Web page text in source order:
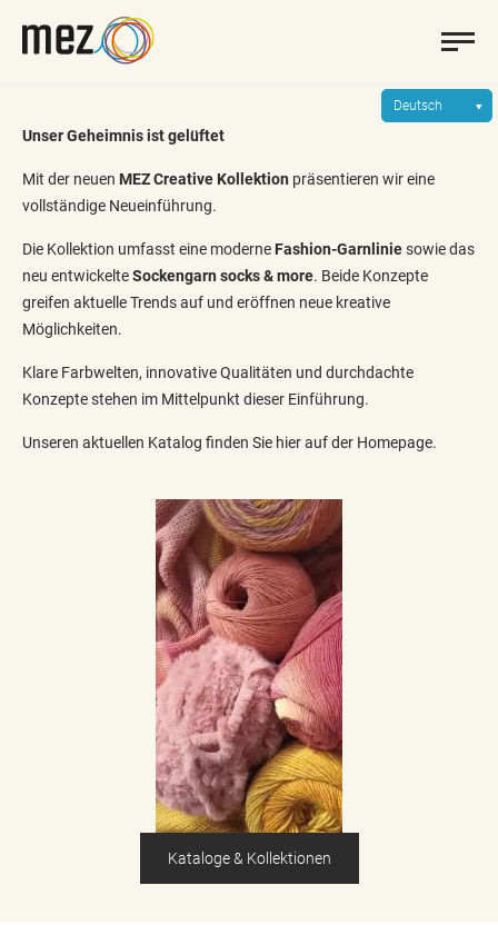
Deutsch
Unser Geheimnis ist gelüftet
Mit der neuen MEZ Creative Kollektion präsentieren wir eine
vollständige Neueinführung.
Die Kollektion umfasst eine moderneFashion-Garnliniesowie das
neu entwickelteSockengarn socks & more. Beide Konzepte
greifen aktuelle Trends auf und eröffnen neue kreative
Möglichkeiten.
Klare Farbwelten, innovative Qualitäten und durchdachte
Konzepte stehen im Mittelpunkt dieser Einführung.
Unseren aktuellen Katalog finden Sie hier auf der Homepage.
Kataloge & Kollektionen